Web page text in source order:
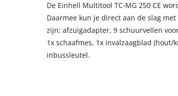
De Einhell Multitool TC-MG 250 CE
Daarmee kun je direct aan de slag
zijn: afzuigadapter, 9 schuurvellen
1x schaafmes, 1x invalzaagblad
inbussleutel.